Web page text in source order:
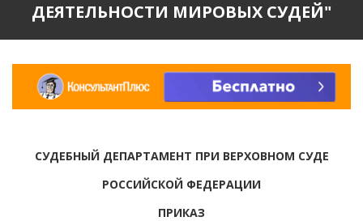
ДЕЯТЕЛЬНОСТИ МИРОВЫХ СУДЕЙ"
СУДЕБНЫЙ ДЕПАРТАМЕНТ ПРИ ВЕРХОВНОМ СУДЕ
РОССИЙСКОЙ ФЕДЕРАЦИИ
ПРИКАЗ